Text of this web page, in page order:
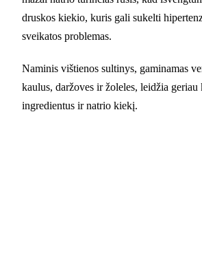
druskos kiekio, kuris gali sukelti
sveikatos problemas.
Naminis vištienos sultinys, gaminamas
kaulus, daržoves ir žoleles, leidžia
ingredientus ir natrio kiekį.